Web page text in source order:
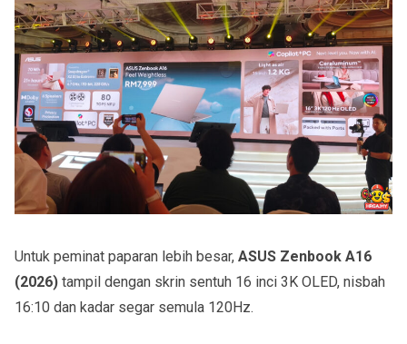
Untuk peminat paparan lebih besar, ASUS Zenbook A16
(2026) tampil dengan skrin sentuh 16 inci 3K OLED, nisbah
16:10 dan kadar segar semula 120Hz.